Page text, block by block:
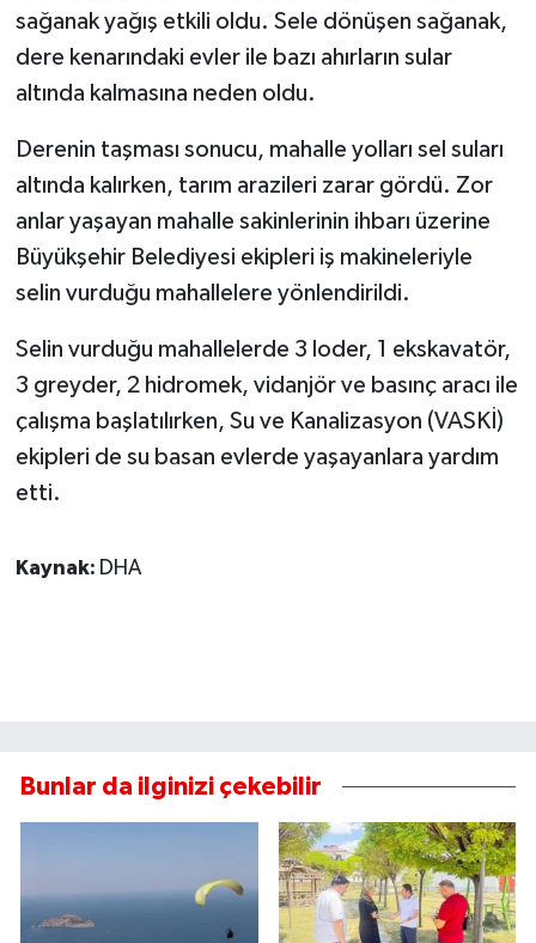
sağanak yağış etkili oldu. Sele dönüşen sağanak,
dere kenarındaki evler ile bazı ahırların sular
altında kalmasına neden oldu.
Derenin taşması sonucu, mahalle yolları sel suları
altında kalırken, tarım arazileri zarar gördü. Zor
anlar yaşayan mahalle sakinlerinin ihbarı üzerine
Büyükşehir Belediyesi ekipleri iş makineleriyle
selin vurduğu mahallelere yönlendirildi.
Selin vurduğu mahallelerde 3 loder, 1 ekskavatör,
3 greyder, 2 hidromek, vidanjör ve basınç aracı ile
çalışma başlatılırken, Su ve Kanalizasyon (VASKİ)
ekipleri de su basan evlerde yaşayanlara yardım
etti.
Kaynak: DHA
Bunlar da ilginizi çekebilir